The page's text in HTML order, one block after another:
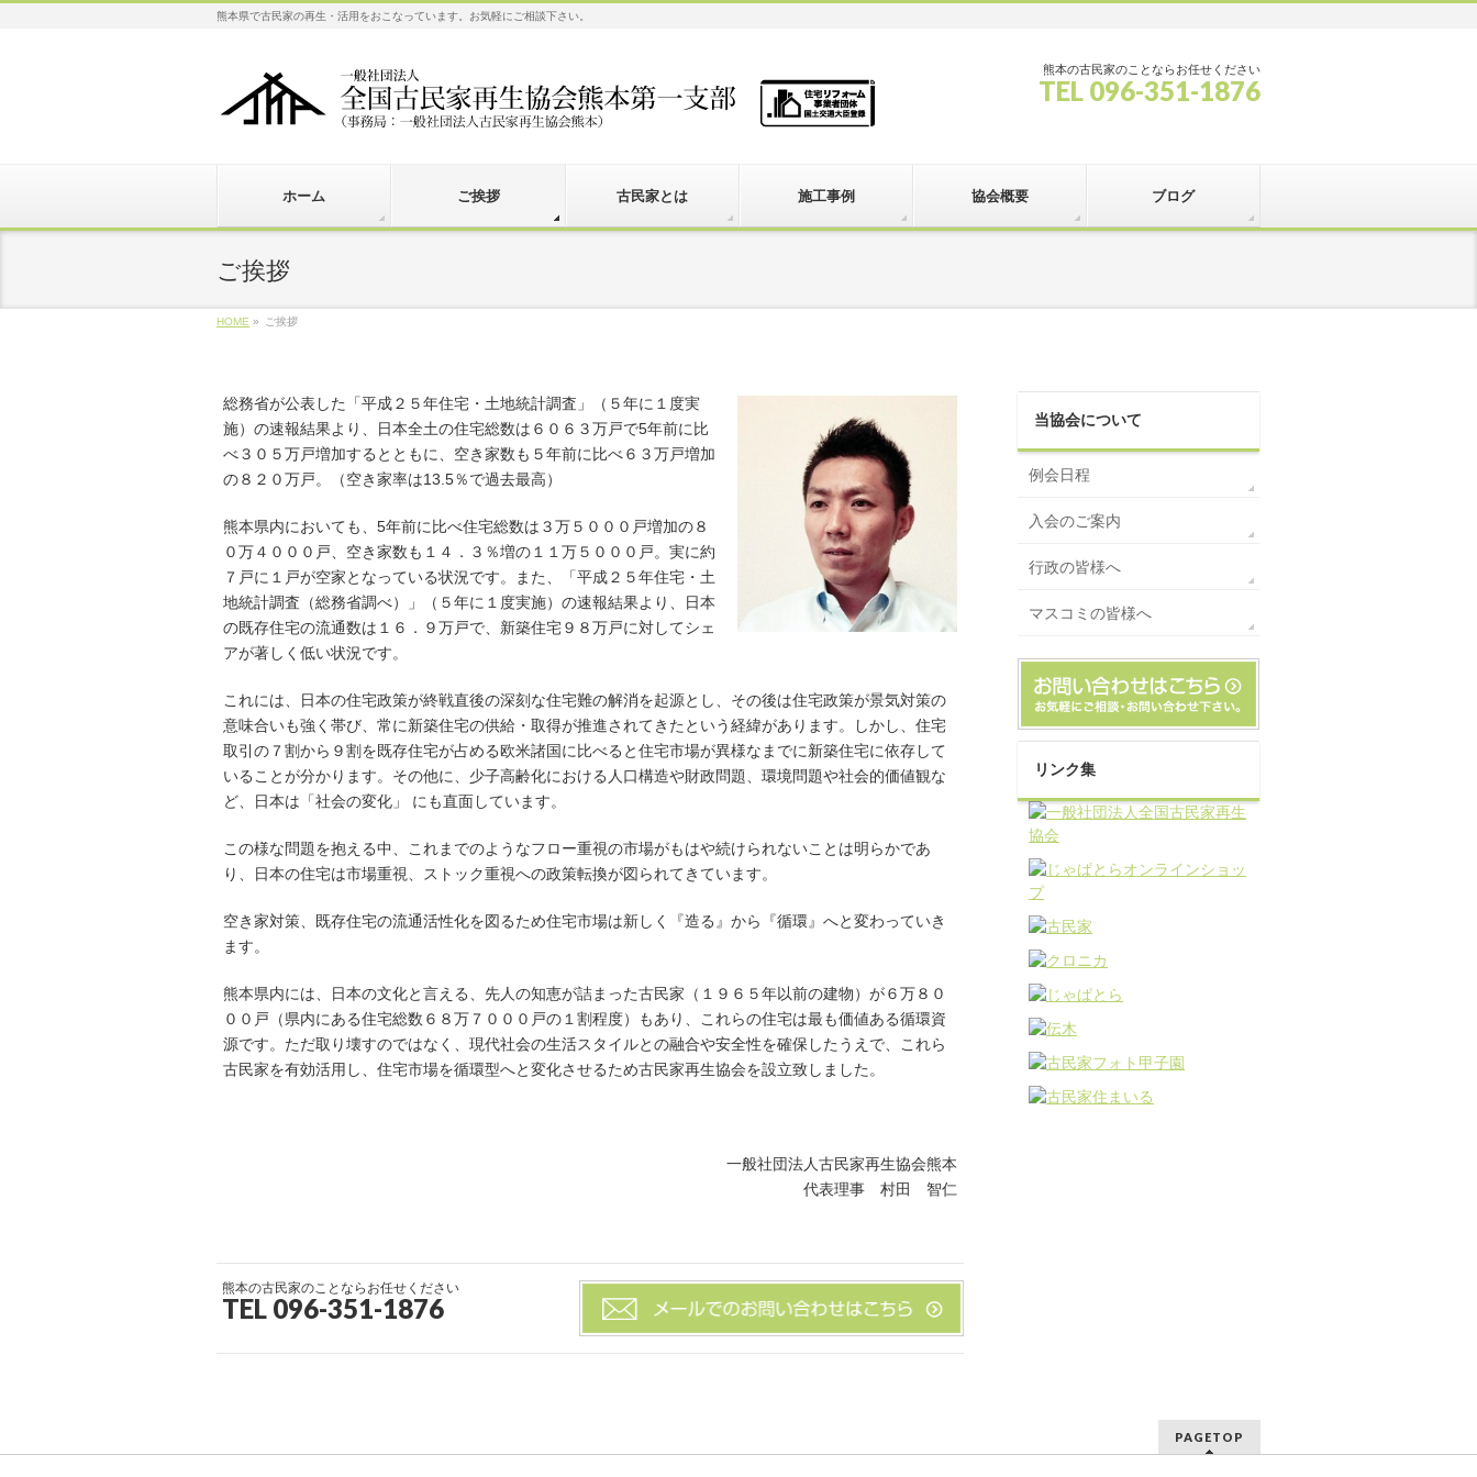
熊本県で古民家の再生・活用をおこなっています。お気軽にご相談下さい。
熊本の古民家のことならお任せください
TEL 096-351-1876
ホーム ご挨拶 古民家とは 施工事例 協会概要 ブログ
ご挨拶
HOME » ご挨拶
総務省が公表した「平成２５年住宅・土地統計調査」（５年に１度実
施）の速報結果より、日本全土の住宅総数は６０６３万戸で5年前に比
べ３０５万戸増加するとともに、空き家数も５年前に比べ６３万戸増加
の８２０万戸。（空き家率は13.5％で過去最高）
熊本県内においても、5年前に比べ住宅総数は３万５０００戸増加の８
０万４０００戸、空き家数も１４．３％増の１１万５０００戸。実に約
７戸に１戸が空家となっている状況です。また、「平成２５年住宅・土
地統計調査（総務省調べ）」（５年に１度実施）の速報結果より、日本
の既存住宅の流通数は１６．９万戸で、新築住宅９８万戸に対してシェ
アが著しく低い状況です。
これには、日本の住宅政策が終戦直後の深刻な住宅難の解消を起源とし、その後は住宅政策が景気対策の
意味合いも強く帯び、常に新築住宅の供給・取得が推進されてきたという経緯があります。しかし、住宅
取引の７割から９割を既存住宅が占める欧米諸国に比べると住宅市場が異様なまでに新築住宅に依存して
いることが分かります。その他に、少子高齢化における人口構造や財政問題、環境問題や社会的価値観な
ど、日本は「社会の変化」 にも直面しています。
この様な問題を抱える中、これまでのようなフロー重視の市場がもはや続けられないことは明らかであ
り、日本の住宅は市場重視、ストック重視への政策転換が図られてきています。
空き家対策、既存住宅の流通活性化を図るため住宅市場は新しく『造る』から『循環』へと変わっていき
ます。
熊本県内には、日本の文化と言える、先人の知恵が詰まった古民家（１９６５年以前の建物）が６万８０
００戸（県内にある住宅総数６８万７０００戸の１割程度）もあり、これらの住宅は最も価値ある循環資
源です。ただ取り壊すのではなく、現代社会の生活スタイルとの融合や安全性を確保したうえで、これら
古民家を有効活用し、住宅市場を循環型へと変化させるため古民家再生協会を設立致しました。
一般社団法人古民家再生協会熊本
代表理事 村田 智仁
熊本の古民家のことならお任せください
TEL 096-351-1876
当協会について
例会日程
入会のご案内
行政の皆様へ
マスコミの皆様へ
リンク集
PAGETOP